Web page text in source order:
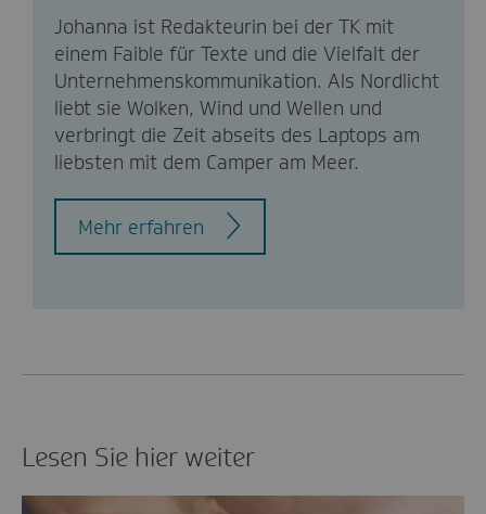
Johanna ist Redakteurin bei der TK mit
einem Faible für Texte und die Vielfalt der
Unternehmenskommunikation. Als Nordlicht
liebt sie Wolken, Wind und Wellen und
verbringt die Zeit abseits des Laptops am
liebsten mit dem Camper am Meer.
Mehr erfahren
Lesen Sie hier weiter